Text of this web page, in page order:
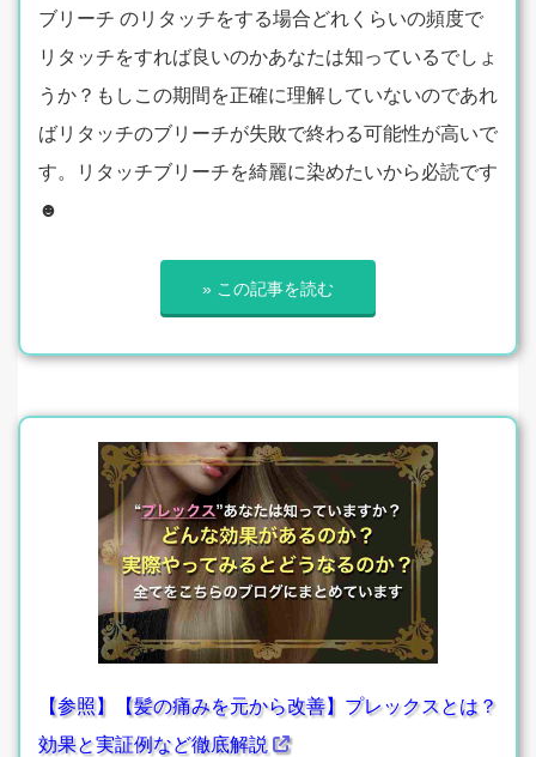
ブリーチ のリタッチをする場合どれくらいの頻度で
リタッチをすれば良いのかあなたは知っているでしょ
うか？もしこの期間を正確に理解していないのであれ
ばリタッチのブリーチが失敗で終わる可能性が高いで
す。リタッチブリーチを綺麗に染めたいから必読です
☻
» この記事を読む
【参照】【髪の痛みを元から改善】プレックスとは？
効果と実証例など徹底解説